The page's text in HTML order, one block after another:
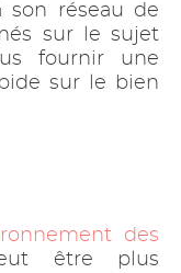
son réseau de
sur le sujet
fournir une
sur le bien
des
être plus